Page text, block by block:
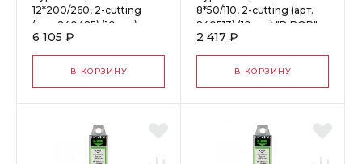
12*200/260, 2-cutting
(арт. 240425) (10 шт.)
"D.BOR" 61120
6 105 ₽
В КОРЗИНУ
8*50/110, 2-cutting (арт.
240513) (10 шт.) "D.BOR"
61020
2 417 ₽
В КОРЗИНУ